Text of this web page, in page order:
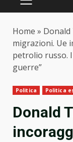
PRIMARY
Home » Donald
migrazioni. Ue
petrolio russo.
guerre”
Politica Politica
Donald